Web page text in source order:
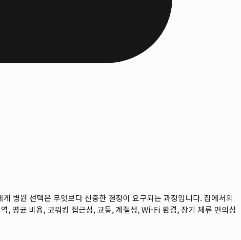
병원 선택은 무엇보다 신중한 결정이 요구되는 과정입니다. 집에서의
, 평균 비용, 코워킹 접근성, 교통, 계절성, Wi-Fi 환경, 장기 체류 편의성